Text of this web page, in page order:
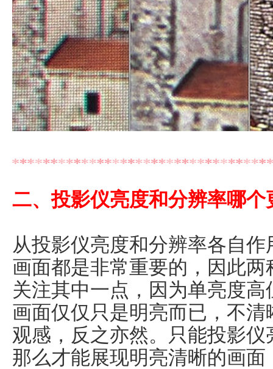
二、投影仪亮度和分辨率哪个
从投影仪亮度和分辨率各自
画面都是非常重要的，因此
关注其中一点，因为单亮度
画面仅仅只是明亮而已，不
观感，反之亦然。只能投影
那么才能展现明亮清晰的画